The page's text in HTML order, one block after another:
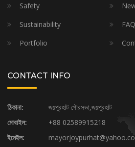
Safety
Sustainability
FAQ
Portfolio
CONTACT INFO
ঠিকানা:
জয়পুরহাট পৌরসভা,জয়পুরহাট
মোবাইল:
+88 02589915218
ইমেইল: